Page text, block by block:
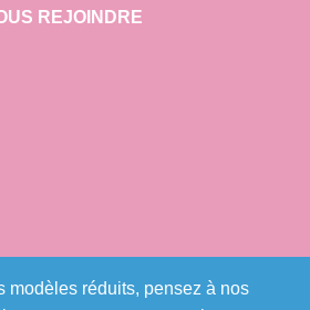
modèles réduits, pensez à nos
REJOINDRE